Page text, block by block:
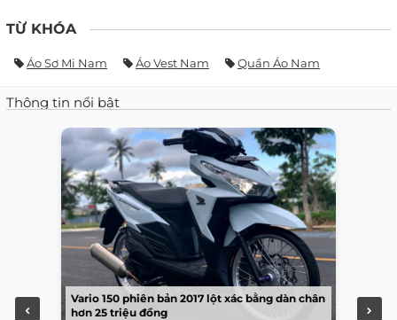
TỪ KHÓA
Áo Sơ Mi Nam Áo Vest Nam Quần Áo Nam
Thông tin nổi bật
Vario 150 phiên bản 2017 lột xác bằng dàn chân
hơn 25 triệu đồng